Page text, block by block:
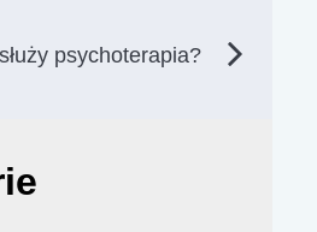
psychoterapia?